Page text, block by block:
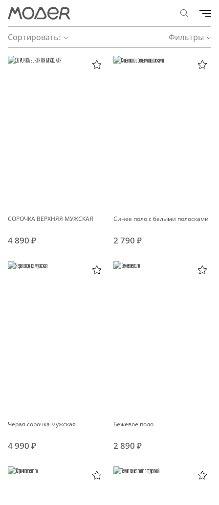
Сортировать: Фильтры
СОРОЧКА ВЕРХНЯЯ МУЖСКАЯ
4 890 ₽
Синее поло с белыми полосками
2 790 ₽
Черая сорочка мужская
4 990 ₽
Бежевое поло
2 890 ₽